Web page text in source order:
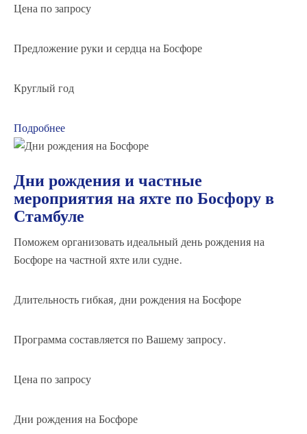
Цена по запросу
Предложение руки и сердца на Босфоре
Круглый год
Подробнее
Дни рождения и частные
мероприятия на яхте по Босфору в
Стамбуле
Поможем организовать идеальный день рождения на
Босфоре на частной яхте или судне.
Длительность гибкая, дни рождения на Босфоре
Программа составляется по Вашему запросу.
Цена по запросу
Дни рождения на Босфоре